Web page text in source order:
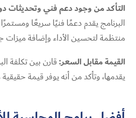
التأكد من وجود دعم فني وتحديثات
البرنامج يقدم دعمًا فنيًا سريعًا
منتظمة لتحسين الأداء وإضافة ميزات
القيمة مقابل السعر:قارن بين تكلفة
يقدمها، وتأكد من أنه يوفر قيمة